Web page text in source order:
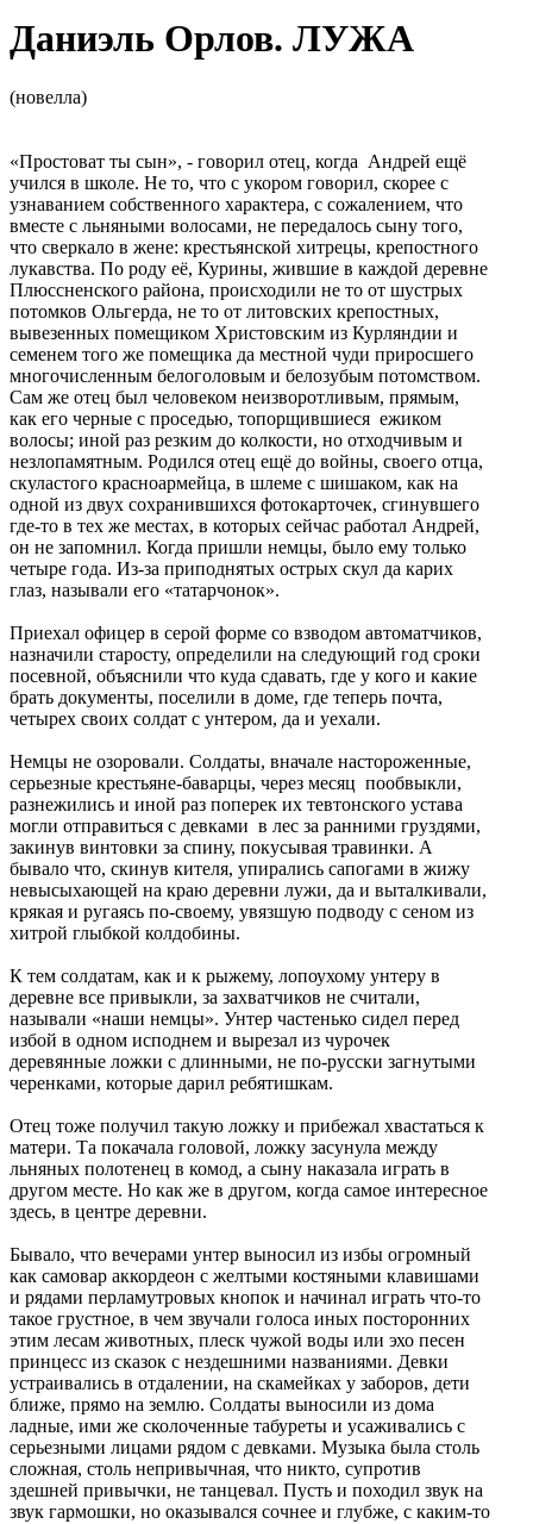
Даниэль Орлов. ЛУЖА
(новелла)
«Простоват ты сын», - говорил отец, когда Андрей ещё
учился в школе. Не то, что с укором говорил, скорее с
узнаванием собственного характера, с сожалением, что
вместе с льняными волосами, не передалось сыну того,
что сверкало в жене: крестьянской хитрецы, крепостного
лукавства. По роду её, Курины, жившие в каждой деревне
Плюссненского района, происходили не то от шустрых
потомков Ольгерда, не то от литовских крепостных,
вывезенных помещиком Христовским из Курляндии и
семенем того же помещика да местной чуди приросшего
многочисленным белоголовым и белозубым потомством.
Сам же отец был человеком неизворотливым, прямым,
как его черные с проседью, топорщившиеся ежиком
волосы; иной раз резким до колкости, но отходчивым и
незлопамятным. Родился отец ещё до войны, своего отца,
скуластого красноармейца, в шлеме с шишаком, как на
одной из двух сохранившихся фотокарточек, сгинувшего
где-то в тех же местах, в которых сейчас работал Андрей,
он не запомнил. Когда пришли немцы, было ему только
четыре года. Из-за приподнятых острых скул да карих
глаз, называли его «татарчонок».
Приехал офицер в серой форме со взводом автоматчиков,
назначили старосту, определили на следующий год сроки
посевной, объяснили что куда сдавать, где у кого и какие
брать документы, поселили в доме, где теперь почта,
четырех своих солдат с унтером, да и уехали.
Немцы не озоровали. Солдаты, вначале настороженные,
серьезные крестьяне-баварцы, через месяц пообвыкли,
разнежились и иной раз поперек их тевтонского устава
могли отправиться с девками в лес за ранними груздями,
закинув винтовки за спину, покусывая травинки. А
бывало что, скинув кителя, упирались сапогами в жижу
невысыхающей на краю деревни лужи, да и выталкивали,
крякая и ругаясь по-своему, увязшую подводу с сеном из
хитрой глыбкой колдобины.
К тем солдатам, как и к рыжему, лопоухому унтеру в
деревне все привыкли, за захватчиков не считали,
называли «наши немцы». Унтер частенько сидел перед
избой в одном исподнем и вырезал из чурочек
деревянные ложки с длинными, не по-русски загнутыми
черенками, которые дарил ребятишкам.
Отец тоже получил такую ложку и прибежал хвастаться к
матери. Та покачала головой, ложку засунула между
льняных полотенец в комод, а сыну наказала играть в
другом месте. Но как же в другом, когда самое интересное
здесь, в центре деревни.
Бывало, что вечерами унтер выносил из избы огромный
как самовар аккордеон с желтыми костяными клавишами
и рядами перламутровых кнопок и начинал играть что-то
такое грустное, в чем звучали голоса иных посторонних
этим лесам животных, плеск чужой воды или эхо песен
принцесс из сказок с нездешними названиями. Девки
устраивались в отдалении, на скамейках у заборов, дети
ближе, прямо на землю. Солдаты выносили из дома
ладные, ими же сколоченные табуреты и усаживались с
серьезными лицами рядом с девками. Музыка была столь
сложная, столь непривычная, что никто, супротив
здешней привычки, не танцевал. Пусть и походил звук на
звук гармошки, но оказывался сочнее и глубже, с каким-то